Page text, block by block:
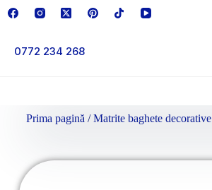
0772 234 268
Prima pagină /Matrite baghete decorative